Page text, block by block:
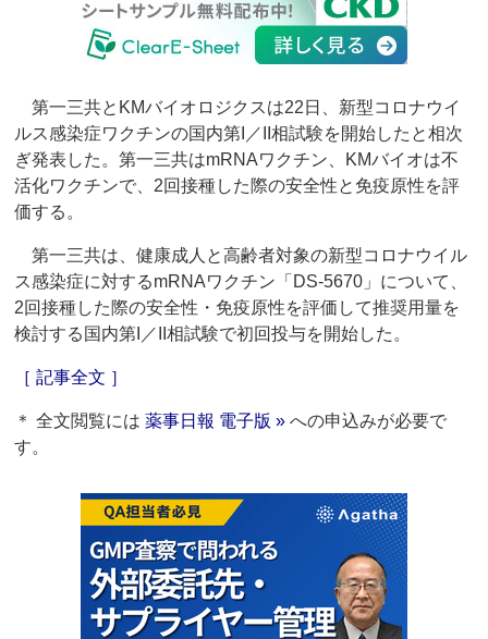
第一三共とKMバイオロジクスは22日、新型コロナウイ
ルス感染症ワクチンの国内第I／II相試験を開始したと相次
ぎ発表した。第一三共はmRNAワクチン、KMバイオは不
活化ワクチンで、2回接種した際の安全性と免疫原性を評
価する。
第一三共は、健康成人と高齢者対象の新型コロナウイル
ス感染症に対するmRNAワクチン「DS-5670」について、
2回接種した際の安全性・免疫原性を評価して推奨用量を
検討する国内第I／II相試験で初回投与を開始した。
［ 記事全文 ］
＊ 全文閲覧には薬事日報 電子版 » への申込みが必要で
す。